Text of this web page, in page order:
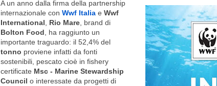
A un anno dalla firma della partnership
internazionale con Wwf Italia e Wwf
International, Rio Mare, brand di
Bolton Food, ha raggiunto un
importante traguardo: il 52,4% del
tonno proviene infatti da fonti
sostenibili, pescato cioè in fishery
certificate Msc - Marine Stewardship
Council o interessate da progetti di